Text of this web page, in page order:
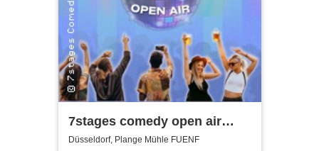
7stages comedy open air
Festival
Düsseldorf, Plange Mühle FUENF